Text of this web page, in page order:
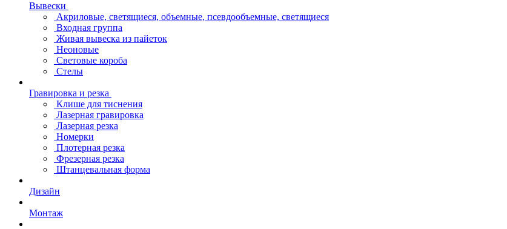
Вывески
Акриловые, светящиеся, объемные, псевдообъемные, светящиеся
Входная группа
Живая вывеска из пайеток
Неоновые
Световые короба
Стелы
Гравировка и резка
Клише для тиснения
Лазерная гравировка
Лазерная резка
Номерки
Плотерная резка
Фрезерная резка
Штанцевальная форма
Дизайн
Монтаж